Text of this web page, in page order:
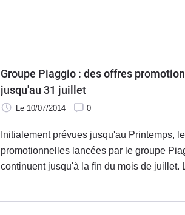
Groupe Piaggio : des offres
jusqu'au 31 juillet
Le 10/07/2014 0
Initialement prévues jusqu'au Printemps,
promotionnelles lancées par le groupe
continuent jusqu'à la fin du mois de juillet. Les remises